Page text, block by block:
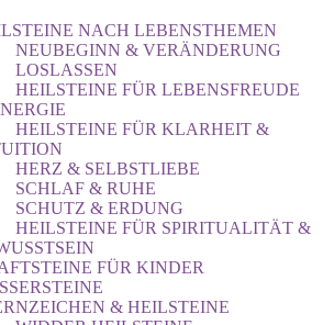
NACH LEBENSTHEMEN
NEUBEGINN & VERÄNDERUNG
LOSLASSEN
HEILSTEINE FÜR LEBENSFREUDE
HEILSTEINE FÜR KLARHEIT &
HERZ & SELBSTLIEBE
SCHLAF & RUHE
SCHUTZ & ERDUNG
HEILSTEINE FÜR SPIRITUALITÄT &
FÜR KINDER
& HEILSTEINE